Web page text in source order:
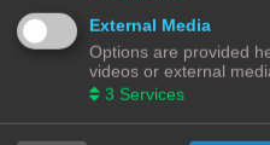
Om je te kunnen aanmelden, moet je
enkele minuten in beslag, maar geeft
forumbeheerder kan ook extra
gebruikers. Lees voor registratie onze
bijbehorend beleid. Bekijk ook de
Gebruikersvoorwaarden|
External Media
Options are provided
videos or external
3 Services